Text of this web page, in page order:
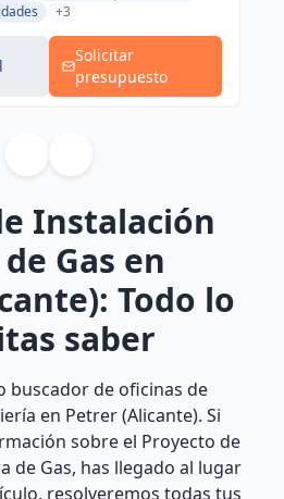
+3
Solicitar
presupuesto
Instalación
Gas en
Todo lo
saber
buscador de oficinas de
en Petrer (Alicante). Si
sobre el Proyecto de
de Gas, has llegado al lugar
resolveremos todas tus